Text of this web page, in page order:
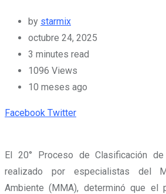
by starmix
octubre 24, 2025
3 minutes read
1096 Views
10 meses ago
Facebook TwitterPinterest
Whatsapp
Cloud
StumbleUpon
Print
Share
El 20° Proceso de Clasificación
realizado por especialistas del
Ambiente (MMA), determinó que el